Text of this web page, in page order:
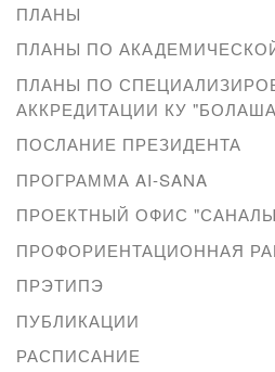
ПЛАНЫ
ПЛАНЫ ПО
ПЛАНЫ ПО
АККРЕДИТАЦИИ КУ
ПОСЛАНИЕ ПРЕЗИДЕНТА
ПРОГРАММА AI-SANA
ПРОЕКТНЫЙ ОФИС
ПРОФОРИЕНТАЦИОННАЯ
ПРЭТИПЭ
ПУБЛИКАЦИИ
РАСПИСАНИЕ